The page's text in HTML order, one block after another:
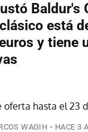
Baldur's
está
y tiene
oferta hasta el 23
WAGIH HACE 3